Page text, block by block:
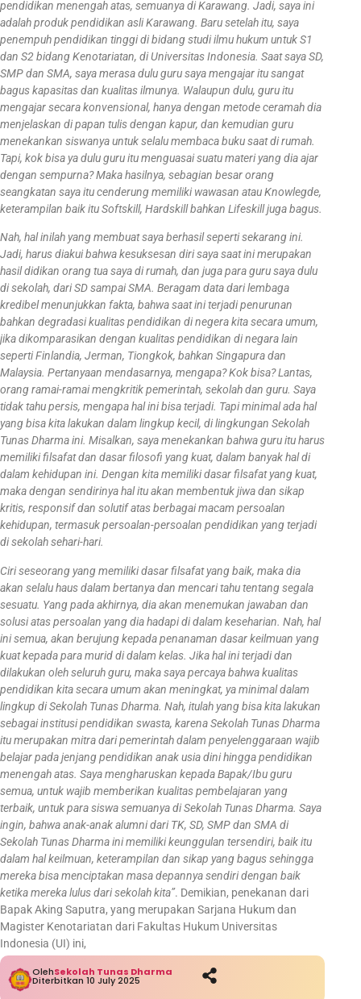
pendidikan menengah atas, semuanya di Karawang. Jadi, saya ini
adalah produk pendidikan asli Karawang. Baru setelah itu, saya
penempuh pendidikan tinggi di bidang studi ilmu hukum untuk S1
dan S2 bidang Kenotariatan, di Universitas Indonesia. Saat saya SD,
SMP dan SMA, saya merasa dulu guru saya mengajar itu sangat
bagus kapasitas dan kualitas ilmunya. Walaupun dulu, guru itu
mengajar secara konvensional, hanya dengan metode ceramah dia
menjelaskan di papan tulis dengan kapur, dan kemudian guru
menekankan siswanya untuk selalu membaca buku saat di rumah.
Tapi, kok bisa ya dulu guru itu menguasai suatu materi yang dia ajar
dengan sempurna? Maka hasilnya, sebagian besar orang
seangkatan saya itu cenderung memiliki wawasan atau Knowlegde,
keterampilan baik itu Softskill, Hardskill bahkan Lifeskill juga bagus.
Nah, hal inilah yang membuat saya berhasil seperti sekarang ini.
Jadi, harus diakui bahwa kesuksesan diri saya saat ini merupakan
hasil didikan orang tua saya di rumah, dan juga para guru saya dulu
di sekolah, dari SD sampai SMA. Beragam data dari lembaga
kredibel menunjukkan fakta, bahwa saat ini terjadi penurunan
bahkan degradasi kualitas pendidikan di negera kita secara umum,
jika dikomparasikan dengan kualitas pendidikan di negara lain
seperti Finlandia, Jerman, Tiongkok, bahkan Singapura dan
Malaysia. Pertanyaan mendasarnya, mengapa? Kok bisa? Lantas,
orang ramai-ramai mengkritik pemerintah, sekolah dan guru. Saya
tidak tahu persis, mengapa hal ini bisa terjadi. Tapi minimal ada hal
yang bisa kita lakukan dalam lingkup kecil, di lingkungan Sekolah
Tunas Dharma ini. Misalkan, saya menekankan bahwa guru itu harus
memiliki filsafat dan dasar filosofi yang kuat, dalam banyak hal di
dalam kehidupan ini. Dengan kita memiliki dasar filsafat yang kuat,
maka dengan sendirinya hal itu akan membentuk jiwa dan sikap
kritis, responsif dan solutif atas berbagai macam persoalan
kehidupan, termasuk persoalan-persoalan pendidikan yang terjadi
di sekolah sehari-hari.
Ciri seseorang yang memiliki dasar filsafat yang baik, maka dia
akan selalu haus dalam bertanya dan mencari tahu tentang segala
sesuatu. Yang pada akhirnya, dia akan menemukan jawaban dan
solusi atas persoalan yang dia hadapi di dalam keseharian. Nah, hal
ini semua, akan berujung kepada penanaman dasar keilmuan yang
kuat kepada para murid di dalam kelas. Jika hal ini terjadi dan
dilakukan oleh seluruh guru, maka saya percaya bahwa kualitas
pendidikan kita secara umum akan meningkat, ya minimal dalam
lingkup di Sekolah Tunas Dharma. Nah, itulah yang bisa kita lakukan
sebagai institusi pendidikan swasta, karena Sekolah Tunas Dharma
itu merupakan mitra dari pemerintah dalam penyelenggaraan wajib
belajar pada jenjang pendidikan anak usia dini hingga pendidikan
menengah atas. Saya mengharuskan kepada Bapak/Ibu guru
semua, untuk wajib memberikan kualitas pembelajaran yang
terbaik, untuk para siswa semuanya di Sekolah Tunas Dharma. Saya
ingin, bahwa anak-anak alumni dari TK, SD, SMP dan SMA di
Sekolah Tunas Dharma ini memiliki keunggulan tersendiri, baik itu
dalam hal keilmuan, keterampilan dan sikap yang bagus sehingga
mereka bisa menciptakan masa depannya sendiri dengan baik
ketika mereka lulus dari sekolah kita”. Demikian, penekanan dari
Bapak Aking Saputra, yang merupakan Sarjana Hukum dan
Magister Kenotariatan dari Fakultas Hukum Universitas
Indonesia (UI) ini,
OlehSekolah Tunas Dharma
Diterbitkan 10 July 2025